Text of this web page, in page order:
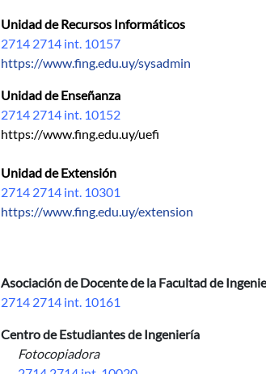
Unidad de Recursos Informáticos
2714 2714 int. 10157
https://www.fing.edu.uy/sysadmin
Unidad de Enseñanza
2714 2714 int. 10152
https://www.fing.edu.uy/uefi
Unidad de Extensión
2714 2714 int. 10301
https://www.fing.edu.uy/extension
Asociación de Docente de la Facultad de
2714 2714 int. 10161
Centro de Estudiantes de Ingeniería
Fotocopiadora